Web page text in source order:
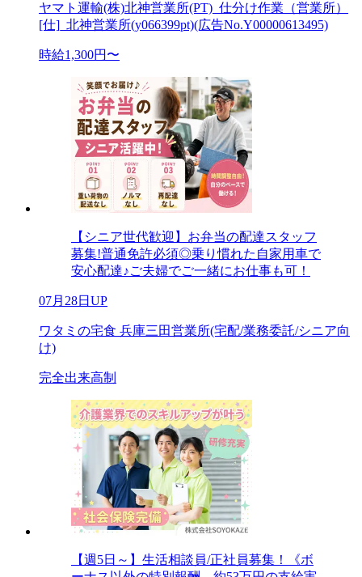
ヤマト運輸(株)北神営業所(PT)_仕分け作業（営業所）
[仕]_北神営業所(y066399pt)(広告No.Y00000613495)
時給1,300円〜
【シニア世代歓迎】お弁当の配達スタッフ
募集!普通免許必須◎乗り慣れた自家用車で
安心配達♪ご夫婦でご一緒にお仕事も可！
07月28日UP
ワタミの宅食 兵庫三田営業所(宅配/業務委託/シニア向
け)
完全出来高制
【週5日～】生活相談員/正社員募集！《ボ